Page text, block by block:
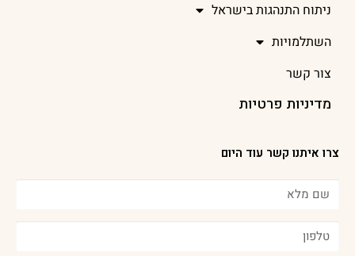
ניתוח התנהגות בישראל
השתלמויות
צור קשר
מדיניות פרטיות
צרו איתנו קשר עוד היום